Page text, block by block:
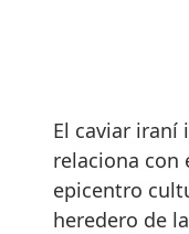
El caviar iraní
relaciona con
epicentro
heredero de